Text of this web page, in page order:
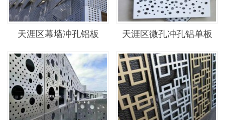
天涯区幕墙冲孔铝板 天涯区微孔冲孔铝单板